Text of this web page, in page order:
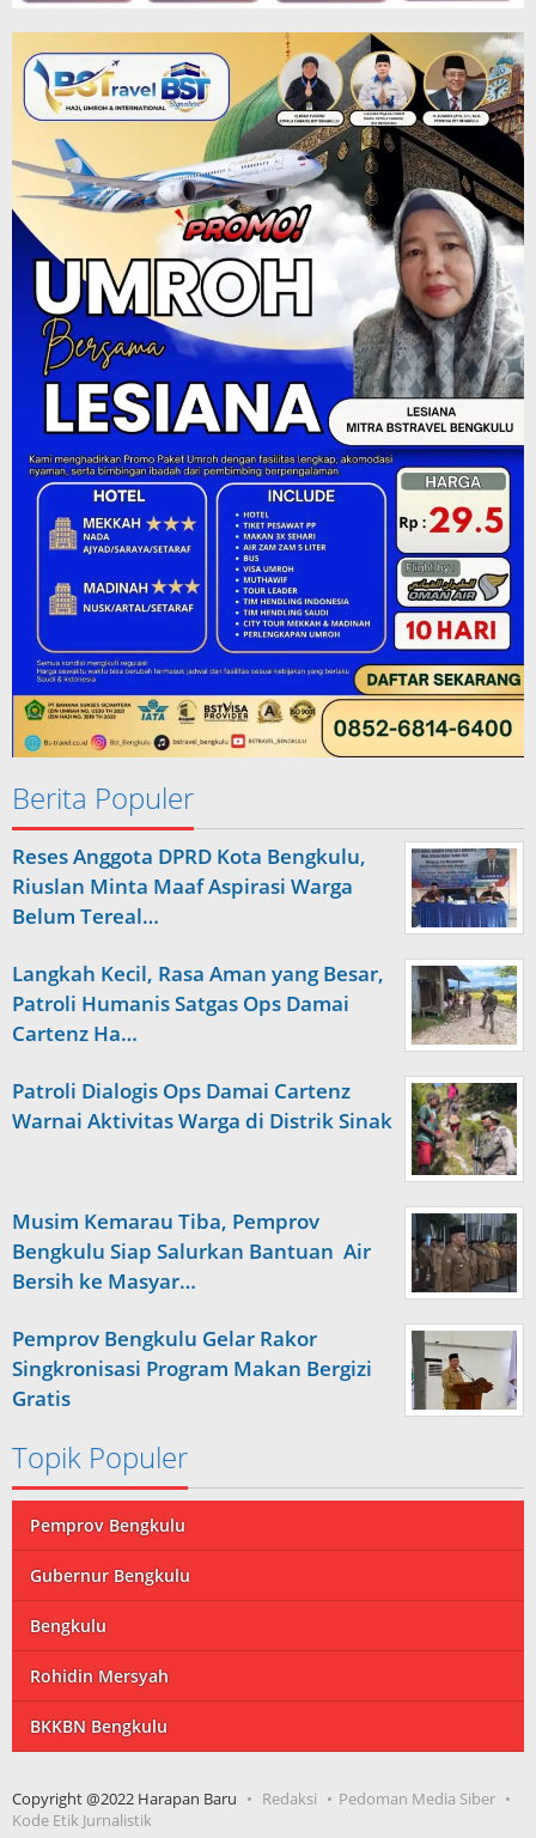
Berita Populer
Reses Anggota DPRD Kota Bengkulu,
Riuslan Minta Maaf Aspirasi Warga
Belum Tereal…
Langkah Kecil, Rasa Aman yang Besar,
Patroli Humanis Satgas Ops Damai
Cartenz Ha…
Patroli Dialogis Ops Damai Cartenz
Warnai Aktivitas Warga di Distrik Sinak
Musim Kemarau Tiba, Pemprov
Bengkulu Siap Salurkan Bantuan Air
Bersih ke Masyar…
Pemprov Bengkulu Gelar Rakor
Singkronisasi Program Makan Bergizi
Gratis
Topik Populer
Pemprov Bengkulu
Gubernur Bengkulu
Bengkulu
Rohidin Mersyah
BKKBN Bengkulu
Copyright @2022 Harapan Baru Redaksi
Pedoman Media Siber
Kode Etik Jurnalistik